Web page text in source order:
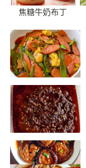
焦糖牛奶布丁